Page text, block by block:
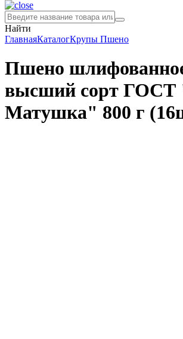
Найти
ГлавнаяКаталогКрупы Пшено
Пшено
высший сорт ГОСТ
Матушка" 800 г